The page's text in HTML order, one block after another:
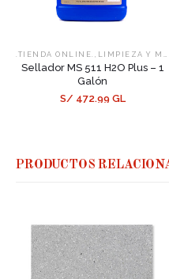
.TIENDA ONLINE. LIMPIEZA Y MANTENIMIENTO
Sellador MS 511 H2O Plus – 1
Galón
S/ 472.99 GL
PRODUCTOS